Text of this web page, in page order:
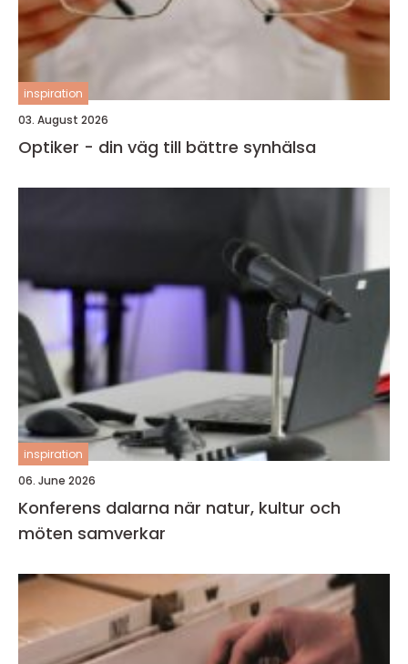
inspiration
03. August 2026
Optiker - din väg till bättre synhälsa
inspiration
06. June 2026
Konferens dalarna när natur, kultur och
möten samverkar